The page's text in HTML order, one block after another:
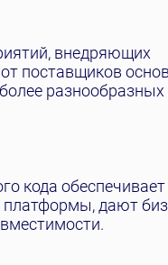
внедряющих
поставщиков
разнообразных
кода
дают